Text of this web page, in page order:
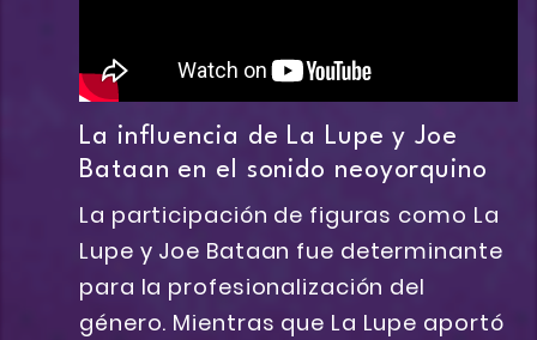
La influencia de La Lupe y Joe
Bataan en el sonido neoyorquino
La participación de figuras como La
Lupe y Joe Bataan fue determinante
para la profesionalización del
género. Mientras que La Lupe aportó